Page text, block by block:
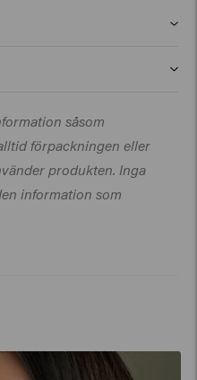
Chloride, Phenyl
Protein,
Dipropylene Glycol,
Campanulata Flower
Citrus
såsom
förpackningen eller
produkten. Inga
information som